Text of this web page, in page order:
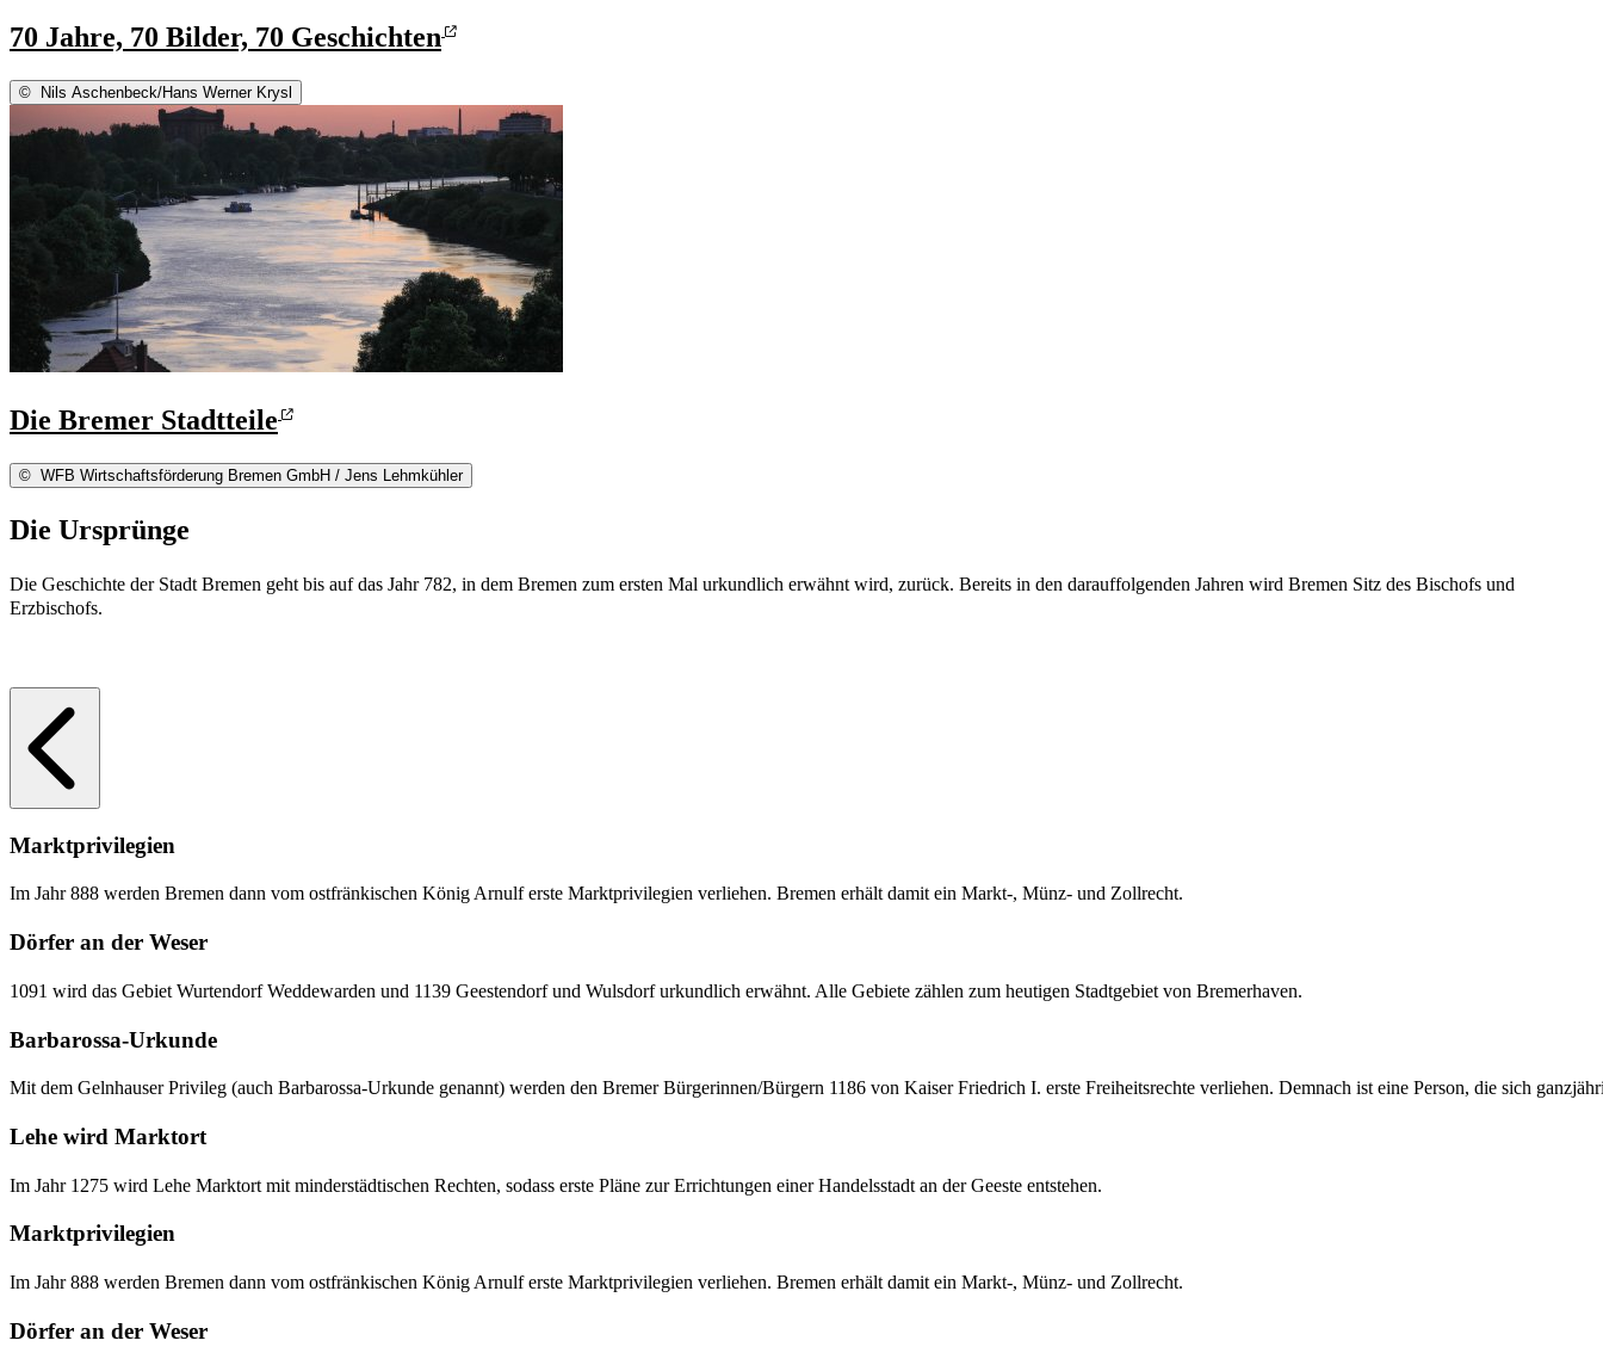
70 Jahre, 70 Bilder, 70 Geschichten
© Nils Aschenbeck/Hans Werner Krysl
Die Bremer Stadtteile
© WFB Wirtschaftsförderung Bremen GmbH / Jens Lehmkühler
Die Ursprünge
Die Geschichte der Stadt Bremen geht bis auf das Jahr 782, in dem Bremen zum ersten Mal urkundlich erwähnt wird, zurück. Bereits in den darauffolgenden Jahren wird Bremen Sitz des Bischofs und
Erzbischofs.
Marktprivilegien
Im Jahr 888 werden Bremen dann vom ostfränkischen König Arnulf erste Marktprivilegien verliehen. Bremen erhält damit ein Markt-, Münz- und Zollrecht.
Dörfer an der Weser
1091 wird das Gebiet Wurtendorf Weddewarden und 1139 Geestendorf und Wulsdorf urkundlich erwähnt. Alle Gebiete zählen zum heutigen Stadtgebiet von Bremerhaven.
Barbarossa-Urkunde
Mit dem Gelnhauser Privileg (auch Barbarossa-Urkunde genannt) werden den Bremer Bürgerinnen/Bürgern 1186 von Kaiser Friedrich I. erste Freiheitsrechte verliehen. Demnach ist eine Person, die sich
Lehe wird Marktort
Im Jahr 1275 wird Lehe Marktort mit minderstädtischen Rechten, sodass erste Pläne zur Errichtungen einer Handelsstadt an der Geeste entstehen.
Marktprivilegien
Im Jahr 888 werden Bremen dann vom ostfränkischen König Arnulf erste Marktprivilegien verliehen. Bremen erhält damit ein Markt-, Münz- und Zollrecht.
Dörfer an der Weser